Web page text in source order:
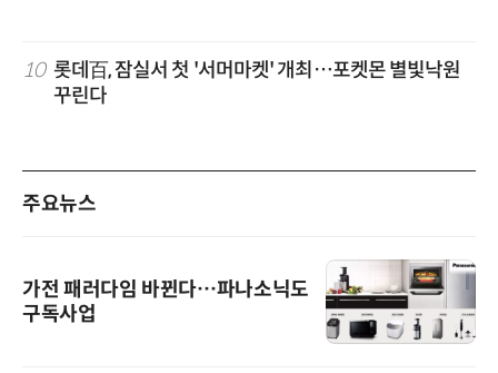
10 롯데百, 잠실서 첫 '서머마켓' 개최…포켓몬 별빛낙원
꾸린다
주요뉴스
가전 패러다임 바뀐다…파나소닉도
구독사업